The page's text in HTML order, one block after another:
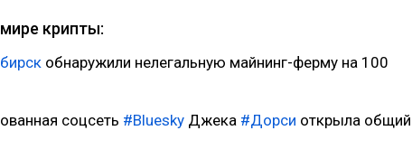
крипты:
обнаружили нелегальную майнинг-ферму на 100
соцсеть #Bluesky Джека #Дорси открыла общий